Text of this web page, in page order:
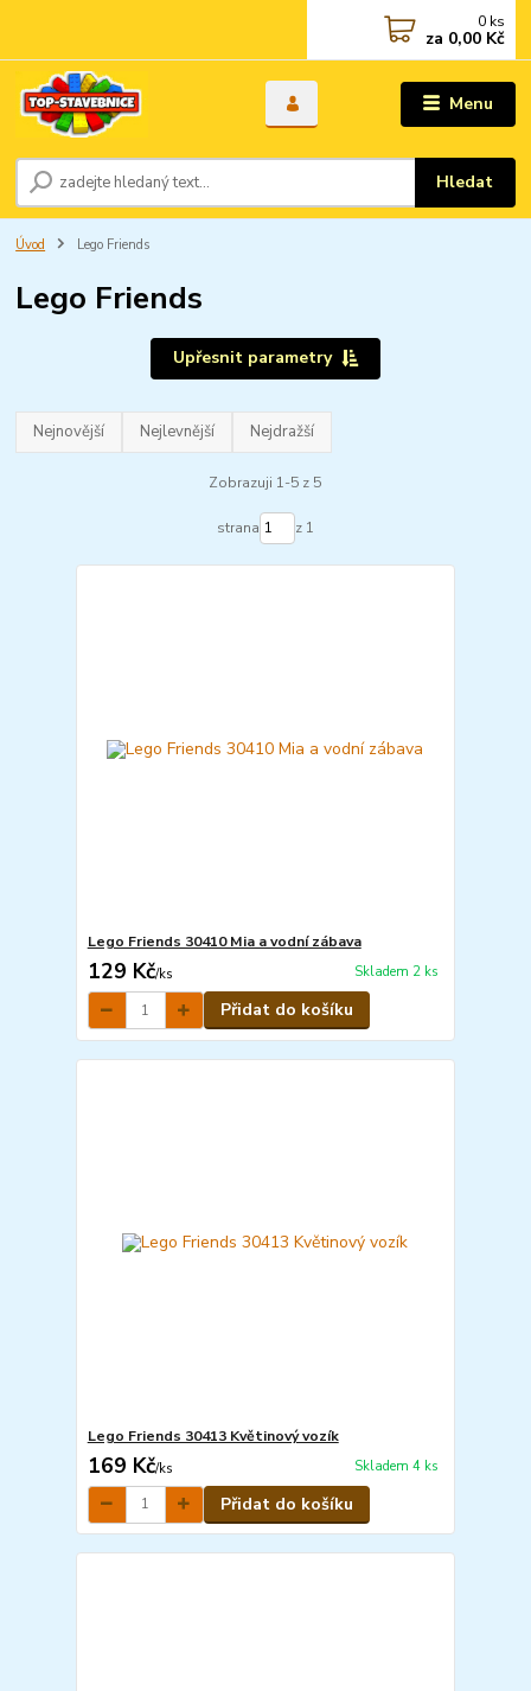
Menu
Hledat
0 ks
za 0,00 Kč
Úvod Lego Friends
Lego Friends
Upřesnit parametry
Nejnovější Nejlevnější Nejdražší
Zobrazuji 1-5 z 5
strana z 1
Lego Friends 30410 Mia a vodní zábava
129 Kč/ks Skladem 2 ks
Přidat do košíku
Lego Friends 30413 Květinový vozík
169 Kč/ks Skladem 4 ks
Přidat do košíku